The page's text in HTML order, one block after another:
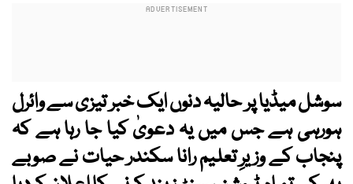
سوشل میڈیا پر حالیہ دنوں ایک خبر تیزی سے وائرل
ہورہی ہے جس میں یہ دعویٰ کیا جا رہا ہے کہ
پنجاب کے وزیرِ تعلیم رانا سکندر حیات نے صوبے